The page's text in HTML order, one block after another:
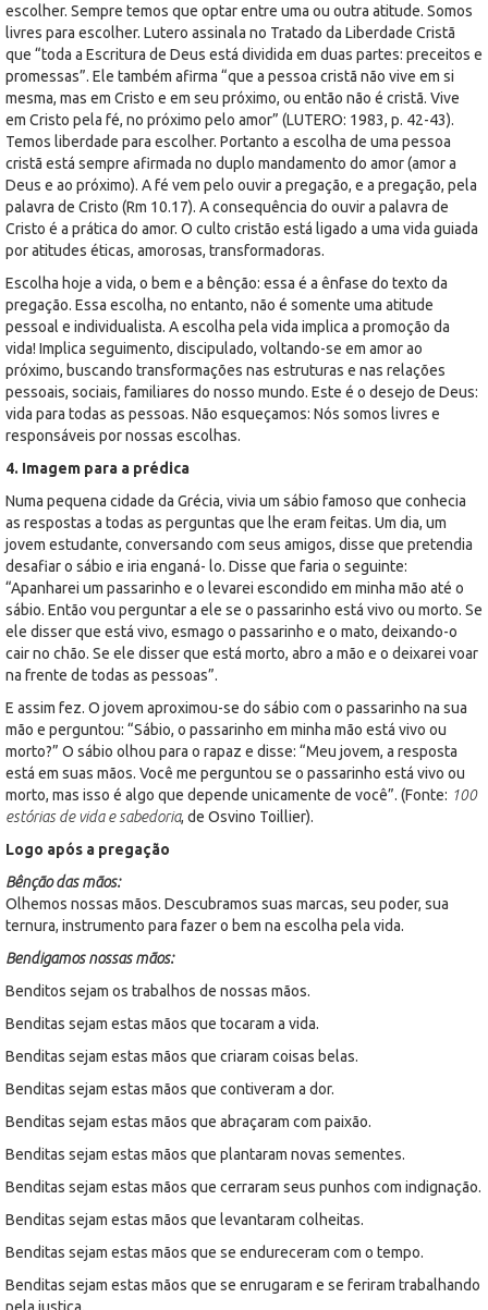
escolher. Sempre temos que optar entre uma ou outra atitude. Somos
livres para escolher. Lutero assinala no Tratado da Liberdade Cristã
que “toda a Escritura de Deus está dividida em duas partes: preceitos e
promessas”. Ele também afirma “que a pessoa cristã não vive em si
mesma, mas em Cristo e em seu próximo, ou então não é cristã. Vive
em Cristo pela fé, no próximo pelo amor” (LUTERO: 1983, p. 42-43).
Temos liberdade para escolher. Portanto a escolha de uma pessoa
cristã está sempre afirmada no duplo mandamento do amor (amor a
Deus e ao próximo). A fé vem pelo ouvir a pregação, e a pregação, pela
palavra de Cristo (Rm 10.17). A consequência do ouvir a palavra de
Cristo é a prática do amor. O culto cristão está ligado a uma vida guiada
por atitudes éticas, amorosas, transformadoras.
Escolha hoje a vida, o bem e a bênção: essa é a ênfase do texto da
pregação. Essa escolha, no entanto, não é somente uma atitude
pessoal e individualista. A escolha pela vida implica a promoção da
vida! Implica seguimento, discipulado, voltando-se em amor ao
próximo, buscando transformações nas estruturas e nas relações
pessoais, sociais, familiares do nosso mundo. Este é o desejo de Deus:
vida para todas as pessoas. Não esqueçamos: Nós somos livres e
responsáveis por nossas escolhas.
4. Imagem para a prédica
Numa pequena cidade da Grécia, vivia um sábio famoso que conhecia
as respostas a todas as perguntas que lhe eram feitas. Um dia, um
jovem estudante, conversando com seus amigos, disse que pretendia
desafiar o sábio e iria enganá- lo. Disse que faria o seguinte:
“Apanharei um passarinho e o levarei escondido em minha mão até o
sábio. Então vou perguntar a ele se o passarinho está vivo ou morto. Se
ele disser que está vivo, esmago o passarinho e o mato, deixando-o
cair no chão. Se ele disser que está morto, abro a mão e o deixarei voar
na frente de todas as pessoas”.
E assim fez. O jovem aproximou-se do sábio com o passarinho na sua
mão e perguntou: “Sábio, o passarinho em minha mão está vivo ou
morto?” O sábio olhou para o rapaz e disse: “Meu jovem, a resposta
está em suas mãos. Você me perguntou se o passarinho está vivo ou
morto, mas isso é algo que depende unicamente de você”. (Fonte: 100
estórias de vida e sabedoria, de Osvino Toillier).
Logo após a pregação
Bênção das mãos:
Olhemos nossas mãos. Descubramos suas marcas, seu poder, sua
ternura, instrumento para fazer o bem na escolha pela vida.
Bendigamos nossas mãos:
Benditos sejam os trabalhos de nossas mãos.
Benditas sejam estas mãos que tocaram a vida.
Benditas sejam estas mãos que criaram coisas belas.
Benditas sejam estas mãos que contiveram a dor.
Benditas sejam estas mãos que abraçaram com paixão.
Benditas sejam estas mãos que plantaram novas sementes.
Benditas sejam estas mãos que cerraram seus punhos com indignação.
Benditas sejam estas mãos que levantaram colheitas.
Benditas sejam estas mãos que se endureceram com o tempo.
Benditas sejam estas mãos que se enrugaram e se feriram trabalhando